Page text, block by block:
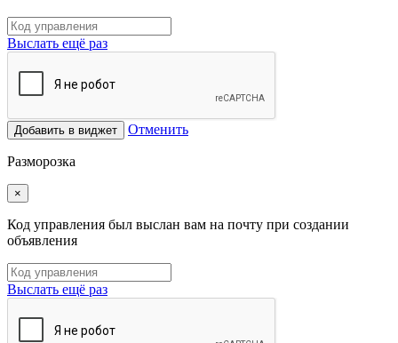
Выслать ещё раз
Добавить в виджет Отменить
Разморозка
×
Код управления был выслан вам на почту при создании
объявления
Выслать ещё раз